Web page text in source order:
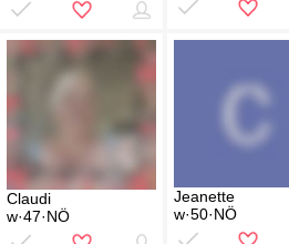
Claudi
w·47·NÖ
Jeanette
w·50·NÖ